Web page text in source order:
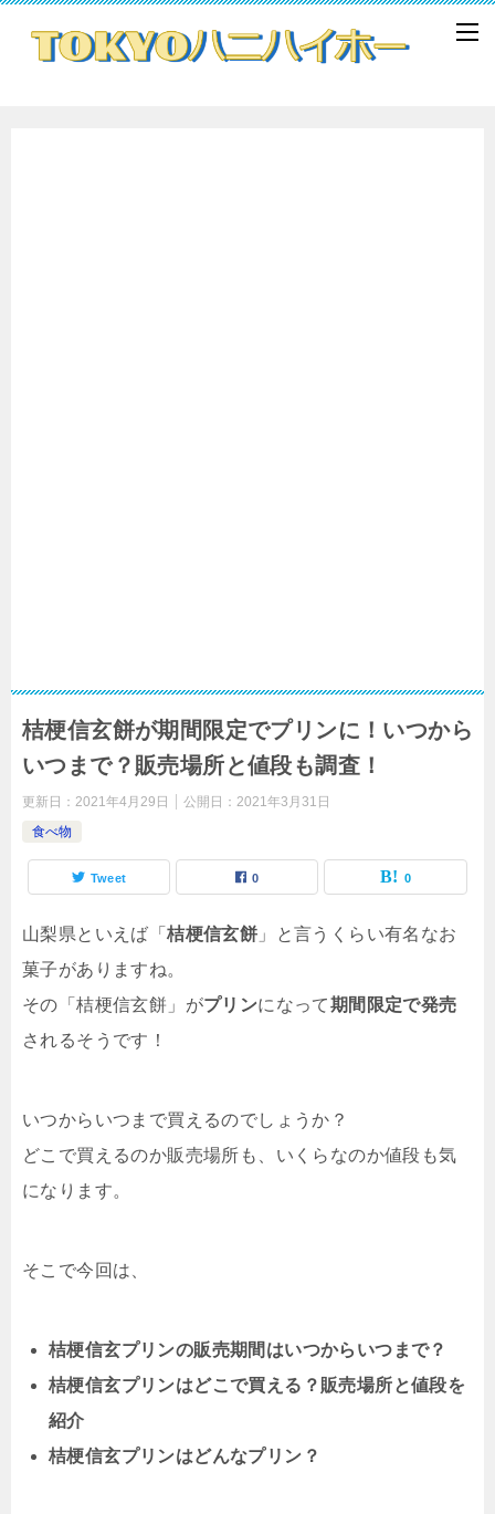
桔梗信玄餅が期間限定でプリンに！いつから
いつまで？販売場所と値段も調査！
更新日： 2021年4月29日 公開日： 2021年3月31日
食べ物
Tweet 0 0
山梨県といえば「桔梗信玄餅 」と言うくらい有名なお
菓子がありますね。
その「桔梗信玄餅」がプリンになって期間限定で発売
されるそうです！
いつからいつまで買えるのでしょうか？
どこで買えるのか販売場所も、いくらなのか値段も気
になります。
そこで今回は、
桔梗信玄プリンの販売期間はいつからいつまで？
桔梗信玄プリンはどこで買える？販売場所と値段を
紹介
桔梗信玄プリンはどんなプリン？